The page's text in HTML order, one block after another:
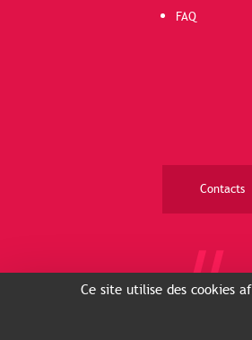
FAQ
Contacts
Ce site utilise des cookies